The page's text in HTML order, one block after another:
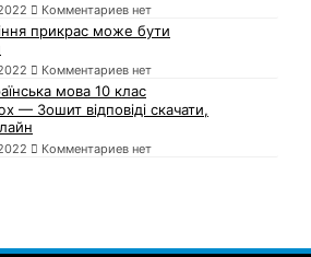
Комментариев нет
прикрас може бути
Комментариев нет
мова 10 клас
— Зошит відповіді скачати,
Комментариев нет